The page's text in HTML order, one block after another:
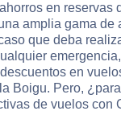
en reservas
amplia gama de
que deba
en
Boigu. Pero,
de vuelos con